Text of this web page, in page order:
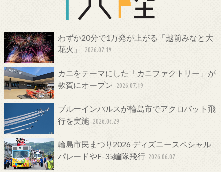
わずか20分で1万発が上がる「越前みなと大
花火」
2026.07.19
カニをテーマにした「カニファクトリー」が
敦賀にオープン 2026.07.19
ブルーインパルスが輪島市でアクロバット飛
行を実施 2026.06.29
輪島市民まつり2026 ディズニースペシャル
パレードやF-35編隊飛行 2026.06.07